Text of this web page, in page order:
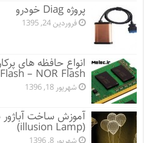
پروژه Diag خودرو
فروردین 24, 1395
– NOR Flash )
شهریور 18, 1396
(illusion Lamp)